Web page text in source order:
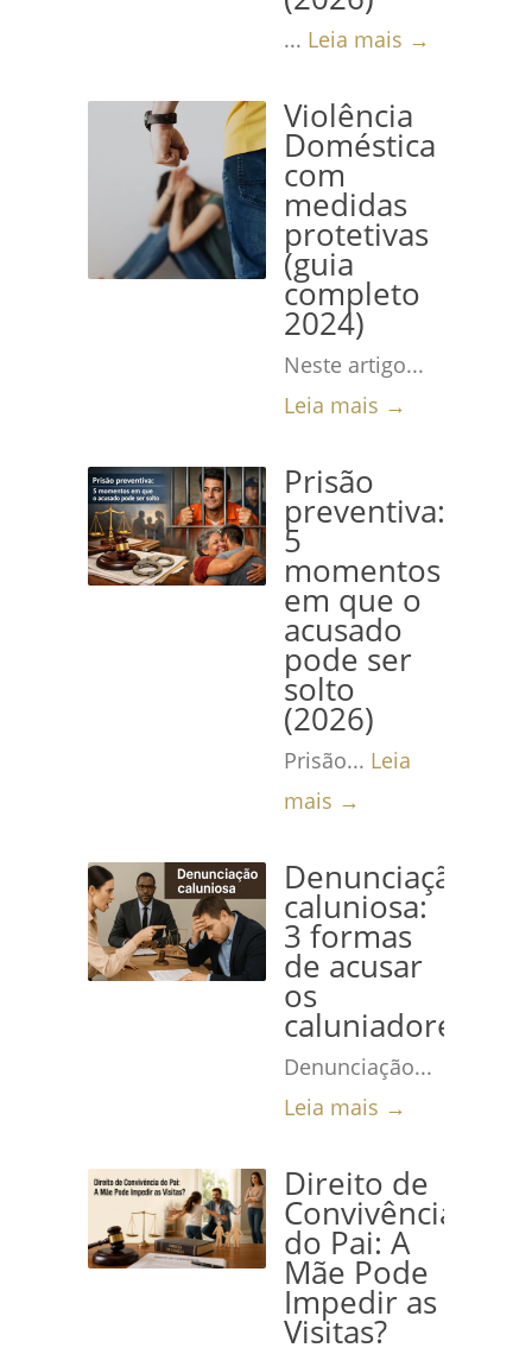
... Leia mais →
Violência
Doméstica
com
medidas
protetivas
(guia
completo
2024)
Neste artigo...
Leia mais →
Prisão
preventiva:
5
momentos
em que o
acusado
pode ser
solto
(2026)
Prisão... Leia
mais →
Denunciação
caluniosa:
3 formas
de acusar
os
caluniadores
Denunciação...
Leia mais →
Direito de
Convivência
do Pai: A
Mãe Pode
Impedir as
Visitas?